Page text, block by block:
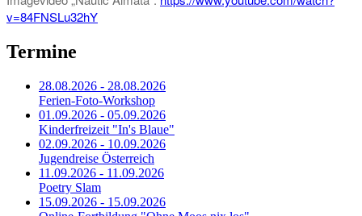
v=84FNSLu32hY
Termine
28.08.2026 - 28.08.2026
Ferien-Foto-Workshop
01.09.2026 - 05.09.2026
Kinderfreizeit "In's Blaue"
02.09.2026 - 10.09.2026
Jugendreise Österreich
11.09.2026 - 11.09.2026
Poetry Slam
15.09.2026 - 15.09.2026